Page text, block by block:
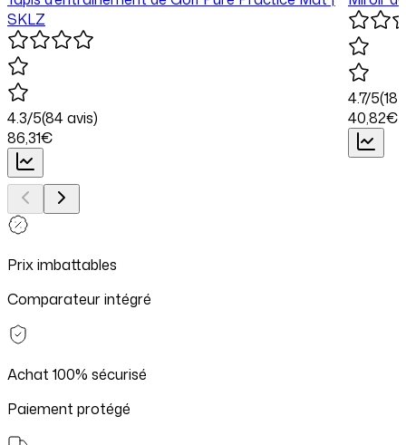
SKLZ
4.3/5(84avis)
86,31€
4.7/5(18
40,82€
Prix imbattables
Comparateur intégré
Achat 100% sécurisé
Paiement protégé